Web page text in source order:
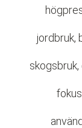
jordbruk,